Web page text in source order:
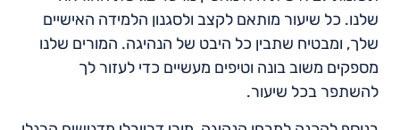
שלנו. כל שיעור מותאם לקצב ולסגנון הלמידה האישיים
שלך, ומבטיח שתבין כל היבט של הנהיגה. המורים שלנו
מספקים משוב בונה וטיפים מעשיים כדי לעזור לך
להשתפר בכל שיעור.